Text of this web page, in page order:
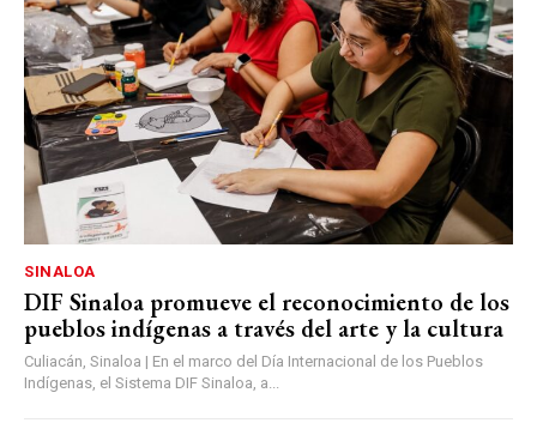
SINALOA
DIF Sinaloa promueve el reconocimiento de los
pueblos indígenas a través del arte y la cultura
Culiacán, Sinaloa | En el marco del Día Internacional de los Pueblos
Indígenas, el Sistema DIF Sinaloa, a...